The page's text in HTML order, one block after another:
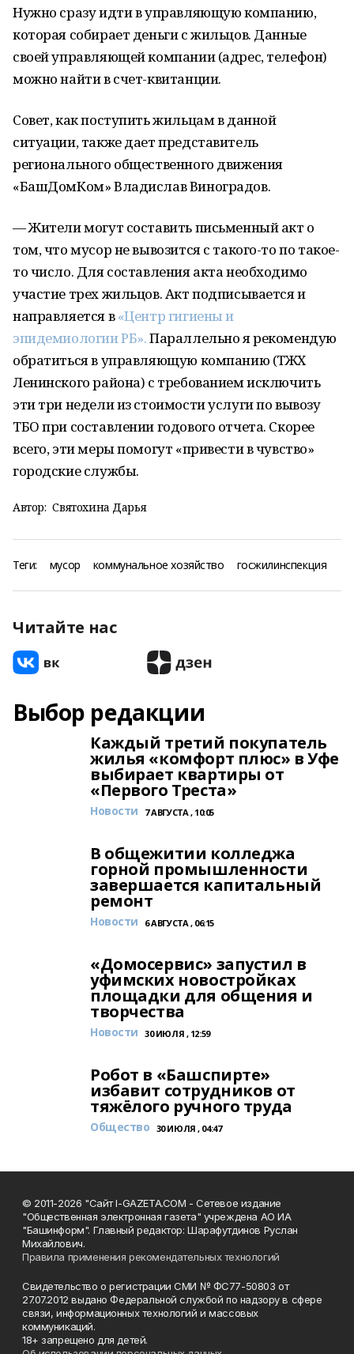
Нужно сразу идти в управляющую компанию,
которая собирает деньги с жильцов. Данные
своей управляющей компании (адрес, телефон)
можно найти в счет-квитанции.
Совет, как поступить жильцам в данной
ситуации, также дает представитель
регионального общественного движения
«БашДомКом» Владислав Виноградов.
— Жители могут составить письменный акт о
том, что мусор не вывозится с такого-то по такое-
то число. Для составления акта необходимо
участие трех жильцов. Акт подписывается и
направляется в«Центр гигиены и
эпидемиологии РБ».Параллельно я рекомендую
обратиться в управляющую компанию (ТЖХ
Ленинского района) с требованием исключить
эти три недели из стоимости услуги по вывозу
ТБО при составлении годового отчета. Скорее
всего, эти меры помогут «привести в чувство»
городские службы.
Автор: Святохина Дарья
Теги: мусор коммунальное хозяйство госжилинспекция
Читайте нас
Выбор редакции
Каждый третий покупатель
жилья «комфорт плюс» в Уфе
выбирает квартиры от
«Первого Треста»
Новости 7 АВГУСТА , 10:05
В общежитии колледжа
горной промышленности
завершается капитальный
ремонт
Новости 6 АВГУСТА , 06:15
«Домосервис» запустил в
уфимских новостройках
площадки для общения и
творчества
Новости 30 ИЮЛЯ , 12:59
Робот в «Башспирте»
избавит сотрудников от
тяжёлого ручного труда
Общество 30 ИЮЛЯ , 04:47
© 2011-2026 "Сайт I-GAZETA.COM - Сетевое издание
"Общественная электронная газета" учреждена АО ИА
"Башинформ". Главный редактор: Шарафутдинов Руслан
Михайлович.
Правила применения рекомендательных технологий
Свидетельство о регистрации СМИ № ФС77-50803 от
27.07.2012 выдано Федеральной службой по надзору в сфере
связи, информационных технологий и массовых
коммуникаций.
18+ запрещено для детей.